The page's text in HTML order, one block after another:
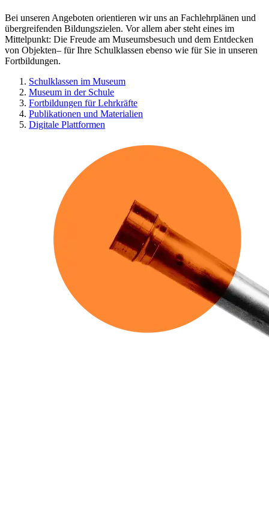
Bei unseren Angeboten orientieren wir uns an Fachlehrplänen und
übergreifenden Bildungszielen. Vor allem aber steht eines im
Mittelpunkt: Die Freude am Museumsbesuch und dem Entdecken
von Objekten– für Ihre Schulklassen ebenso wie für Sie in unseren
Fortbildungen.
Schulklassen im Museum
Museum in der Schule
Fortbildungen für Lehrkräfte
Publikationen und Materialien
Digitale Plattformen